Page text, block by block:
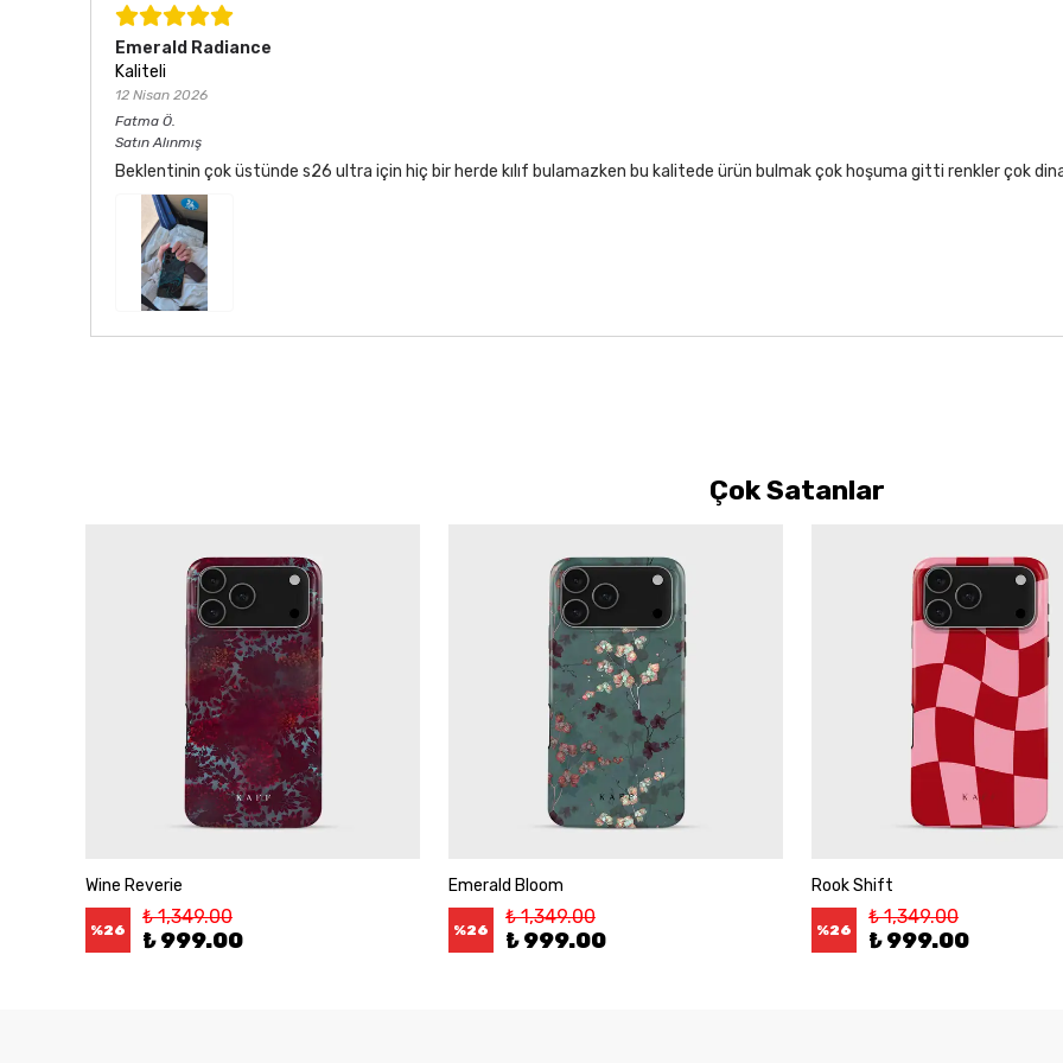
Emerald Radiance
Kaliteli
12 Nisan 2026
Fatma Ö.
Satın Alınmış
Beklentinin çok üstünde s26 ultra için hiç bir herde kılıf bulamazken bu kalitede ürün bulmak çok hoşuma gitti renkler çok
Çok Satanlar
Wine Reverie
%26
₺ 1,349.00
₺ 999.00
Emerald Bloom
%26
₺ 1,349.00
₺ 999.00
Rook Shift
%26
₺ 1,349.00
₺ 999.00